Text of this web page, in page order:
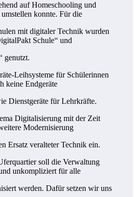
auf Homeschooling und
konnte. Für die
mit digitaler Technik wurden
Schule“ und
genutzt.
Leihsysteme für Schülerinnen
keine Endgeräte
Dienstgeräte für Lehrkräfte.
Digitalisierung mit der Zeit
Modernisierung
Ersatz veralteter Technik ein.
soll die Verwaltung
unkompliziert für alle
werden. Dafür setzen wir uns